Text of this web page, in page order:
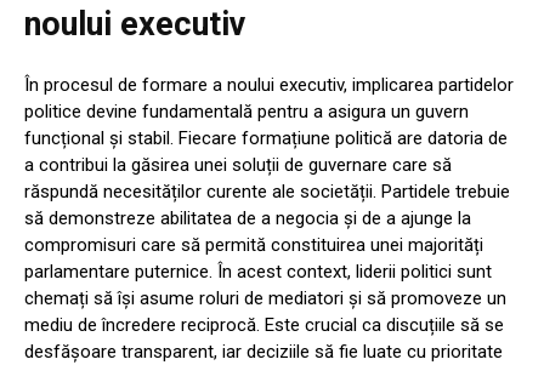
noului executiv
În procesul de formare a noului executiv, implicarea partidelor
politice devine fundamentală pentru a asigura un guvern
funcțional și stabil. Fiecare formațiune politică are datoria de
a contribui la găsirea unei soluții de guvernare care să
răspundă necesităților curente ale societății. Partidele trebuie
să demonstreze abilitatea de a negocia și de a ajunge la
compromisuri care să permită constituirea unei majorități
parlamentare puternice. În acest context, liderii politici sunt
chemați să își asume roluri de mediatori și să promoveze un
mediu de încredere reciprocă. Este crucial ca discuțiile să se
desfășoare transparent, iar deciziile să fie luate cu prioritate